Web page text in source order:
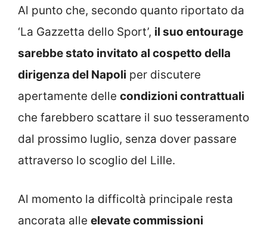
Al punto che, secondo quanto riportato da
‘La Gazzetta dello Sport’, il suo entourage
sarebbe stato invitato al cospetto della
dirigenza del Napoli per discutere
apertamente delle condizioni contrattuali
che farebbero scattare il suo tesseramento
dal prossimo luglio, senza dover passare
attraverso lo scoglio del Lille.
Al momento la difficoltà principale resta
ancorata alle elevate commissioni